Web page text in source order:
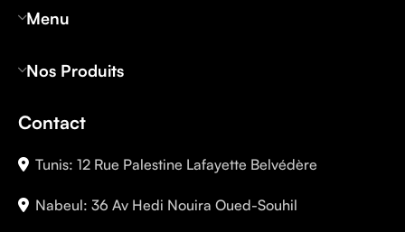
Menu
Nos Produits
Contact
Tunis: 12 Rue Palestine Lafayette Belvédère
Nabeul: 36 Av Hedi Nouira Oued-Souhil